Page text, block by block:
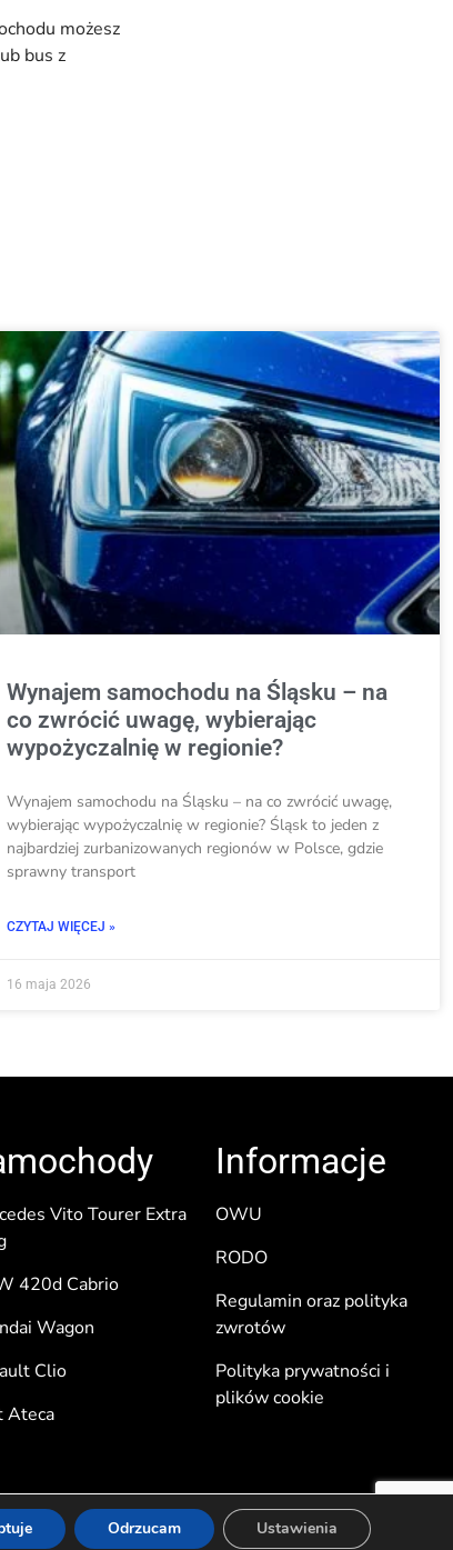
możesz
bus z
Wynajem samochodu na Śląsku – na
co zwrócić uwagę, wybierając
wypożyczalnię w regionie?
Wynajem samochodu na Śląsku – na co zwrócić uwagę,
wybierając wypożyczalnię w regionie? Śląsk to jeden z
najbardziej zurbanizowanych regionów w Polsce, gdzie
sprawny transport
CZYTAJ WIĘCEJ »
16 maja 2026
Vito Tourer Extra
420d Cabrio
Wagon
Clio
Ateca
Informacje
OWU
RODO
Regulamin oraz polityka
zwrotów
Polityka prywatności i
plików cookie
Odrzucam Ustawienia